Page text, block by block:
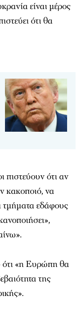
είναι μέρος
ότι θα
ότι αν
κακοποιό, να
τμήματα εδάφους
ότι «η Ευρώπη θα
της